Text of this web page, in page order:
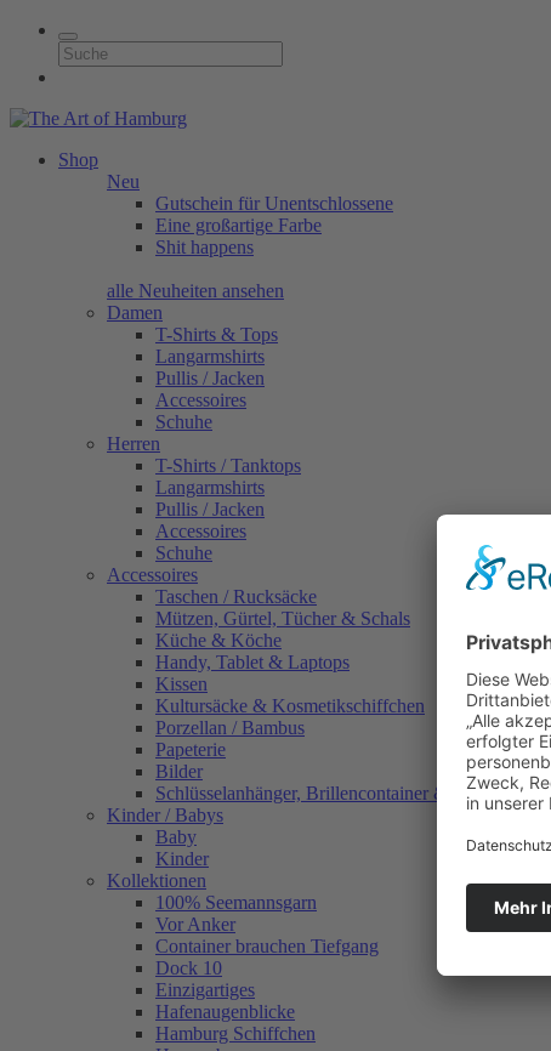
Shop
Neu
Gutschein für Unentschlossene
Eine großartige Farbe
Shit happens
alle Neuheiten ansehen
Damen
T-Shirts & Tops
Langarmshirts
Pullis / Jacken
Accessoires
Schuhe
Herren
T-Shirts / Tanktops
Langarmshirts
Pullis / Jacken
Accessoires
Schuhe
Accessoires
Taschen / Rucksäcke
Mützen, Gürtel, Tücher & Schals
Küche & Köche
Handy, Tablet & Laptops
Kissen
Kultursäcke & Kosmetikschiffchen
Porzellan / Bambus
Papeterie
Bilder
Schlüsselanhänger, Brillencontainer & mehr
Kinder / Babys
Baby
Kinder
Kollektionen
100% Seemannsgarn
Vor Anker
Container brauchen Tiefgang
Dock 10
Einzigartiges
Hafenaugen­blicke
Hamburg Schiffchen